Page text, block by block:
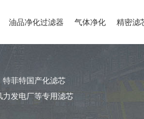
油品净化过滤器 气体净化 精密滤
特菲特国产化滤芯
力发电厂等专用滤芯